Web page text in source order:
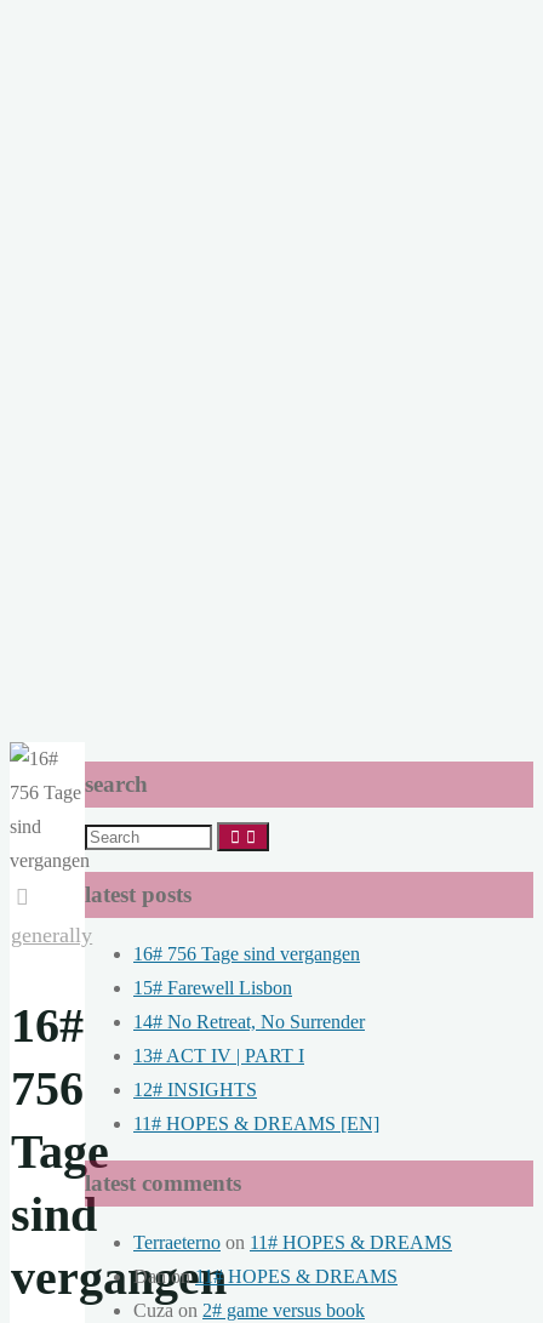
generally
16#
756
Tage
sind
vergangen
search
Search
for:
latest posts
16# 756 Tage sind vergangen
15# Farewell Lisbon
14# No Retreat, No Surrender
13# ACT IV | PART I
12# INSIGHTS
11# HOPES & DREAMS [EN]
latest comments
Terraeterno on 11# HOPES & DREAMS
Danon11# HOPES & DREAMS
Cuzaon 2# game versus book